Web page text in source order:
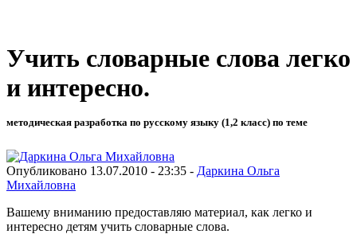
Учить словарные слова легко
и интересно.
методическая разработка по русскому языку (1,2 класс) по теме
Опубликовано 13.07.2010 - 23:35 - Даркина Ольга
Михайловна
Вашему вниманию предоставляю материал, как легко и
интересно детям учить словарные слова.